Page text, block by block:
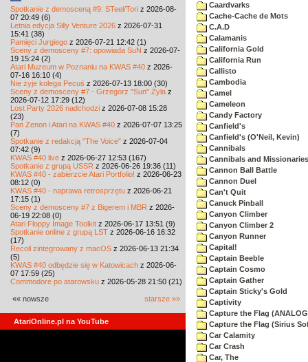
Spotkanie z demosceną #9: STeel/Tori z 2026-08-
07 20:49 (6)
Letnia edycja Silly Venture 2026 z 2026-07-31
15:41 (38)
Pamięci Jurgiego z 2026-07-21 12:42 (1)
Sceny z demosceny #7: opowiada SuN z 2026-07-
19 15:24 (2)
Atari Muzeum w Poznaniu na KWAS #40 z 2026-
07-16 16:10 (4)
Nie żyje kolega Pecuś z 2026-07-13 18:00 (30)
Sceny z demosceny #7 - Grzegorz "Sun" Żyła z
2026-07-12 17:29 (12)
Lost Party 2026 nadchodzi z 2026-07-08 15:28
(23)
Pan Zenon i Atari na KWAS #40 z 2026-07-07 13:25
(7)
Spotkanie z redakcją "The Voice" z 2026-07-04
07:42 (9)
KWAS #40 live z 2026-06-27 12:53 (167)
Spotkanie z grupą USSR z 2026-06-26 19:36 (11)
KWAS #40 - zabierzcie Atari Portfolio! z 2026-06-23
08:12 (0)
KWAS #40 - naprawa retrosprzętu z 2026-06-21
17:15 (1)
Sceny z demosceny #7 z Bigerem i MBR z 2026-
06-19 22:08 (0)
Atari Floppy Image Toolkit z 2026-06-17 13:51 (9)
Spotkanie online z grupą LST z 2026-06-16 16:32
(17)
Recoil zintegrowany z macOS z 2026-06-13 21:34
(5)
KWAS #40 odbędzie się w Katowicach z 2026-06-
07 17:59 (25)
Commodore po atarowsku z 2026-05-28 21:50 (21)
«« nowsze starsze »»
AtariOnline.pl na YouTube
Caardvarks
Cache-Cache de Mots
C.A.D
Calamanis
California Gold
California Run
Callisto
Cambodia
Camel
Cameleon
Candy Factory
Canfield's
Canfield's (O'Neil, Kevin)
Cannibals
Cannibals and Missionaries
Cannon Ball Battle
Cannon Duel
Can't Quit
Canuck Pinball
Canyon Climber
Canyon Climber 2
Canyon Runner
Capital!
Captain Beeble
Captain Cosmo
Captain Gather
Captain Sticky's Gold
Captivity
Capture the Flag
Capture the Flag (Sirius
Car Calamity
Car Crash
Car, The